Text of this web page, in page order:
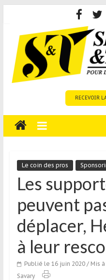
content
Tourisme
est
média
sur
tourisme
sportif
qui
s’adresse
aux
voyageurs
ponctuels
RECEVOIR
Le coin des pros
Les
peuvent
déplacer,
à leur
Publié le 16 juin 2020/ Mis à
Savary